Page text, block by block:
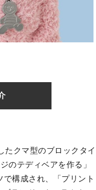
クマ型のブロックタイ
のテディベアを作る」
構成され、「プリント